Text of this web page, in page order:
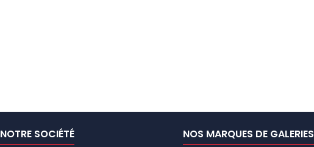
NOTRE SOCIÉTÉ NOS MARQUES DE GALERIES